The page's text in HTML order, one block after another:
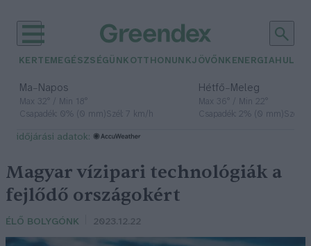
KERTEM EGÉSZSÉGÜNK OTTHONUNKJÖVŐNK ENERGIA
Ma– Napos
Max 32° / Min 18°
Csapadék: 0% (0 mm)Szél: 7 km/h
Hétfő– Meleg
Max 36° / Min 22°
Csapadék: 2% (0 mm)Szél:
időjárási adatok:
Magyar vízipari technológiák a
fejlődő országokért
ÉLŐ BOLYGÓNK 2023.12.22